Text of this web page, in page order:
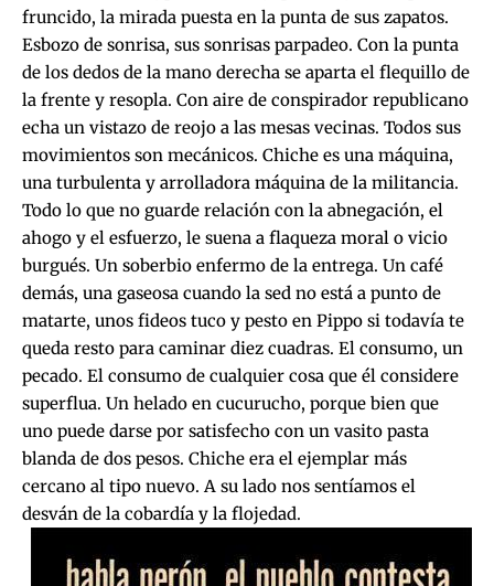
fruncido, la mirada puesta en la punta de sus zapatos.
Esbozo de sonrisa, sus sonrisas parpadeo. Con la punta
de los dedos de la mano derecha se aparta el flequillo de
la frente y resopla. Con aire de conspirador republicano
echa un vistazo de reojo a las mesas vecinas. Todos sus
movimientos son mecánicos. Chiche es una máquina,
una turbulenta y arrolladora máquina de la militancia.
Todo lo que no guarde relación con la abnegación, el
ahogo y el esfuerzo, le suena a flaqueza moral o vicio
burgués. Un soberbio enfermo de la entrega. Un café
demás, una gaseosa cuando la sed no está a punto de
matarte, unos fideos tuco y pesto en Pippo si todavía te
queda resto para caminar diez cuadras. El consumo, un
pecado. El consumo de cualquier cosa que él considere
superflua. Un helado en cucurucho, porque bien que
uno puede darse por satisfecho con un vasito pasta
blanda de dos pesos. Chiche era el ejemplar más
cercano al tipo nuevo. A su lado nos sentíamos el
desván de la cobardía y la flojedad.